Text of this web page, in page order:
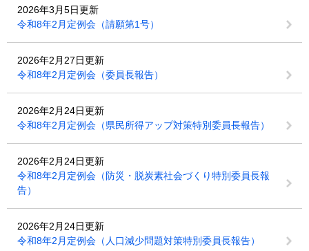
2026年3月5日更新
令和8年2月定例会（請願第1号）
2026年2月27日更新
令和8年2月定例会（委員長報告）
2026年2月24日更新
令和8年2月定例会（県民所得アップ対策特別委員長報告）
2026年2月24日更新
令和8年2月定例会（防災・脱炭素社会づくり特別委員長報
告）
2026年2月24日更新
令和8年2月定例会（人口減少問題対策特別委員長報告）